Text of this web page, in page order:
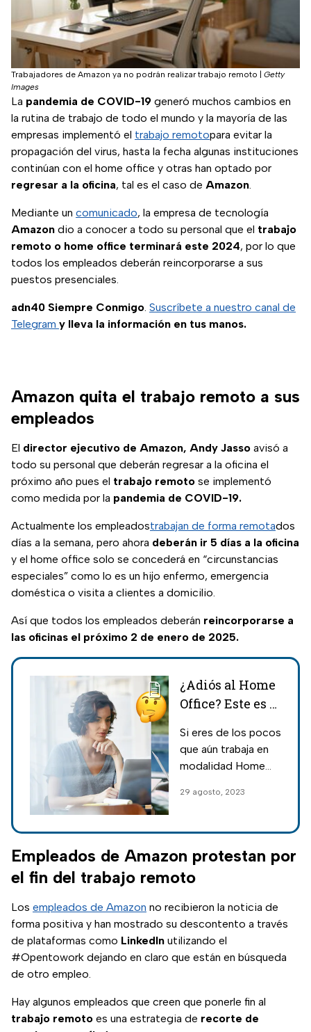
Trabajadores de Amazon ya no podrán realizar trabajo remoto
Getty
Images
La pandemia de COVID-19 generó muchos cambios en
la rutina de trabajo de todo el mundo y la mayoría de las
empresas implementó el trabajo remotopara evitar la
propagación del virus, hasta la fecha algunas instituciones
continúan con el home office y otras han optado por
regresar a la oficina, tal es el caso de Amazon.
Mediante un comunicado, la empresa de tecnología
Amazon dio a conocer a todo su personal que el trabajo
remoto o home office terminará este 2024, por lo que
todos los empleados deberán reincorporarse a sus
puestos presenciales.
adn40 Siempre Conmigo. Suscríbete a nuestro canal de
Telegram y lleva la información en tus manos.
Amazon quita el trabajo remoto a sus
empleados
El director ejecutivo de Amazon, Andy Jasso avisó a
todo su personal que deberán regresar a la oficina el
próximo año pues el trabajo remoto se implementó
como medida por la pandemia de COVID-19.
Actualmente los empleadostrabajan de forma remotados
días a la semana, pero ahora deberán ir 5 días a la oficina
y el home office solo se concederá en “circunstancias
especiales” como lo es un hijo enfermo, emergencia
doméstica o visita a clientes a domicilio.
Así que todos los empleados deberán reincorporarse a
las oficinas el próximo 2 de enero de 2025.
¿Adiós al Home
Office? Este es el
trabajo remoto
según Harvard
Si eres de los pocos
que aún trabaja en
modalidad Home
que dicen los
Harvard de acuerdo
a esta modalidad
de empleo.
29 agosto, 2023
Empleados de Amazon protestan por
el fin del trabajo remoto
Los empleados de Amazon no recibieron la noticia de
forma positiva y han mostrado su descontento a través
de plataformas como LinkedIn utilizando el
#Opentowork dejando en claro que están en búsqueda
de otro empleo.
Hay algunos empleados que creen que ponerle fin al
trabajo remoto es una estrategia de recorte de